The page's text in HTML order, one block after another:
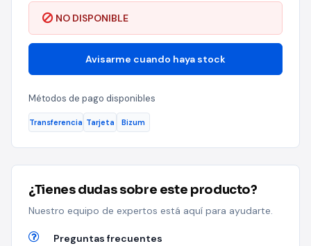
NO DISPONIBLE
Avisarme cuando haya stock
Métodos de pago disponibles
Transferencia Tarjeta Bizum
¿Tienes dudas sobre este producto?
Nuestro equipo de expertos está aquí para ayudarte.
Preguntas frecuentes